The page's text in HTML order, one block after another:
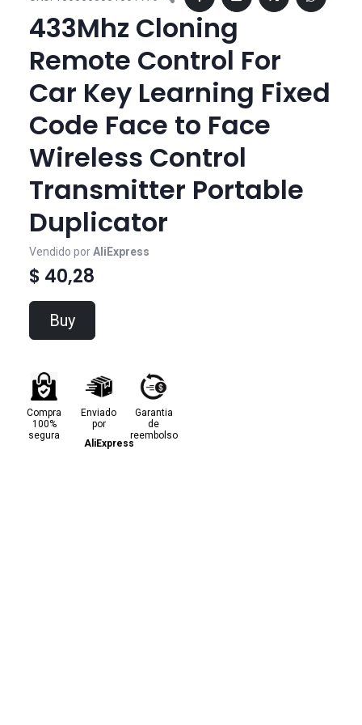
433Mhz Cloning
Remote Control For
Car Key Learning Fixed
Code Face to Face
Wireless Control
Transmitter Portable
Duplicator
Vendido porAliExpress
$ 40,28
Buy
Compra
100%
segura
Enviado
por
AliExpress
Garantia
de
reembolso